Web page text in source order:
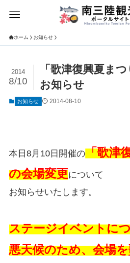
ホーム お知らせ
「歌津復興夏ま
お知らせ
2014
8/10
お知らせ 2014-08-10
本日8月10日開催の「歌津
の会場変更について
お知らせいたします。
ステージイベントに
悪天候のため、会場を